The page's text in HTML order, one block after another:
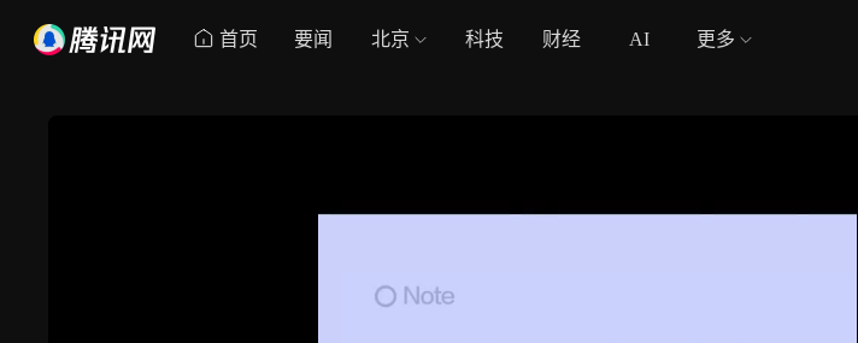
首页 要闻 北京 科技 财经 AI 更多